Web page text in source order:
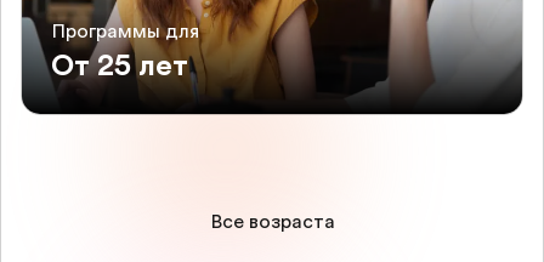
Программы для
От 25 лет
Все возраста